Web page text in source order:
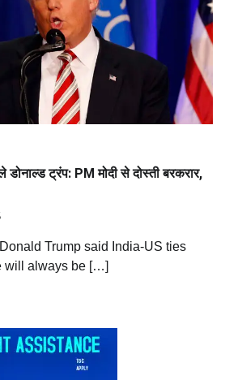
डोनाल्ड ट्रंप: PM मोदी से दोस्ती बरकरार,
Trump said India-US ties
will always be […]